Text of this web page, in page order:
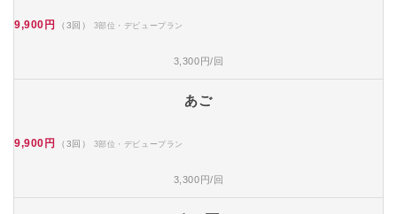
9,900円 （3回） 3部位・デビュープラン
3,300円/回
あご
9,900円 （3回） 3部位・デビュープラン
3,300円/回